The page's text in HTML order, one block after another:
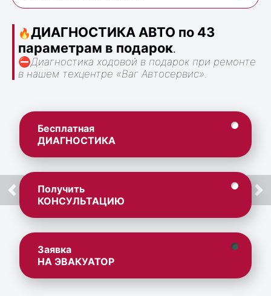
🔥ДИАГНОСТИКА АВТО по 43
параметрам в подарок.
⛔Диагностика ходовой в подарок при ремонте
в нашем техцентре «Ваг Автосервис».
Бесплатная
ДИАГНОСТИКА
Получить
КОНСУЛЬТАЦИЮ
Заявка
НА ЭВАКУАТОР